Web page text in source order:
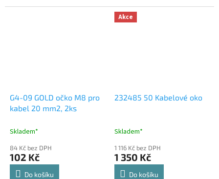
G4-09 GOLD očko M8 pro
kabel 20 mm2, 2ks
Skladem*
84 Kč bez DPH
102 Kč
Do košíku
Akce
232485 50 Kabelové oko
Skladem*
1 116 Kč bez DPH
1 350 Kč
Do košíku